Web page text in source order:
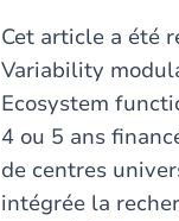
Cet article a été
Variability
Ecosystem
4 ou 5 ans
de centres
intégrée la